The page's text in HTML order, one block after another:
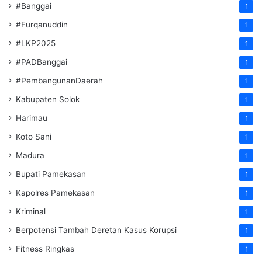
#Banggai 1
#Furqanuddin 1
#LKP2025 1
#PADBanggai 1
#PembangunanDaerah 1
Kabupaten Solok 1
Harimau 1
Koto Sani 1
Madura 1
Bupati Pamekasan 1
Kapolres Pamekasan 1
Kriminal 1
Berpotensi Tambah Deretan Kasus Korupsi 1
Fitness Ringkas 1